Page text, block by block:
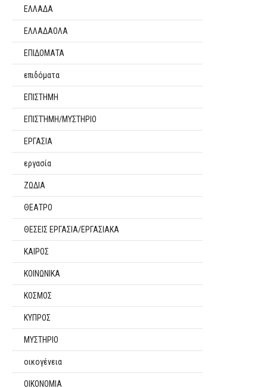
ΕΛΛΑΔΑ
ΕΛΛΑΔΑΟΛΑ
ΕΠΙΔΟΜΑΤΑ
επιδόματα
ΕΠΙΣΤΗΜΗ
ΕΠΙΣΤΉΜΗ/ΜΥΣΤΗΡΙΟ
ΕΡΓΑΣΙΑ
εργασία
ΖΩΔΙΑ
ΘΕΑΤΡΟ
ΘΕΣΕΙΣ ΕΡΓΑΣΙΑ/ΕΡΓΑΣΙΑΚΑ
ΚΑΙΡΟΣ
ΚΟΙΝΩΝΙΚΑ
ΚΟΣΜΟΣ
ΚΥΠΡΟΣ
ΜΥΣΤΗΡΙΟ
οικογένεια
ΟΙΚΟΝΟΜΙΑ